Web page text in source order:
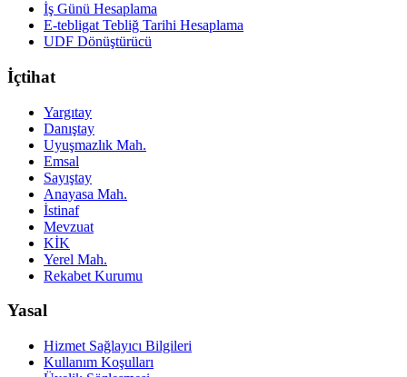
İş Günü Hesaplama
E-tebligat Tebliğ Tarihi Hesaplama
UDF Dönüştürücü
İçtihat
Yargıtay
Danıştay
Uyuşmazlık Mah.
Emsal
Sayıştay
Anayasa Mah.
İstinaf
Mevzuat
KİK
Yerel Mah.
Rekabet Kurumu
Yasal
Hizmet Sağlayıcı Bilgileri
Kullanım Koşulları